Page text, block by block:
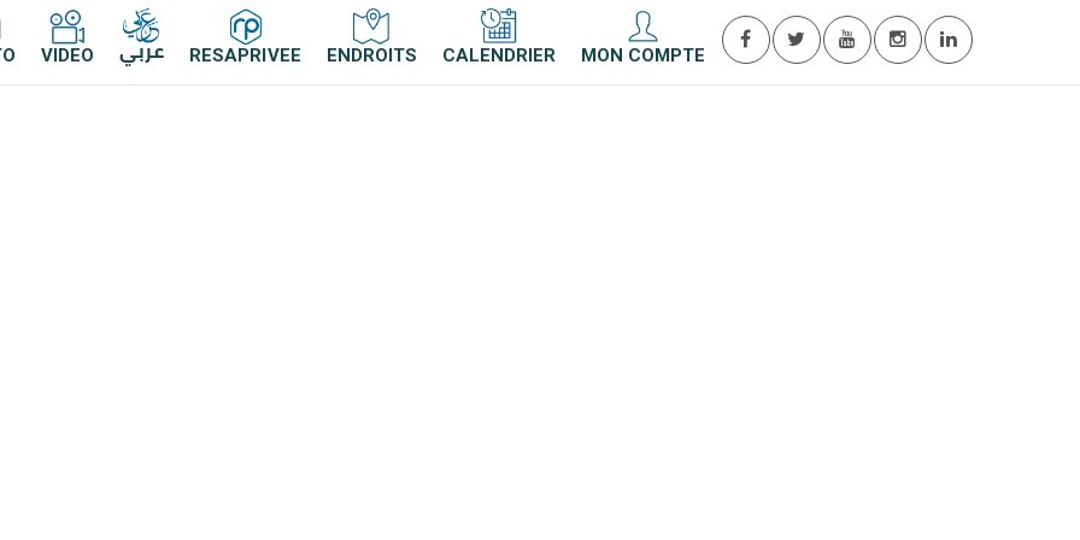
VIDEO عربي RESAPRIVEE ENDROITS CALENDRIER MON COMPTE